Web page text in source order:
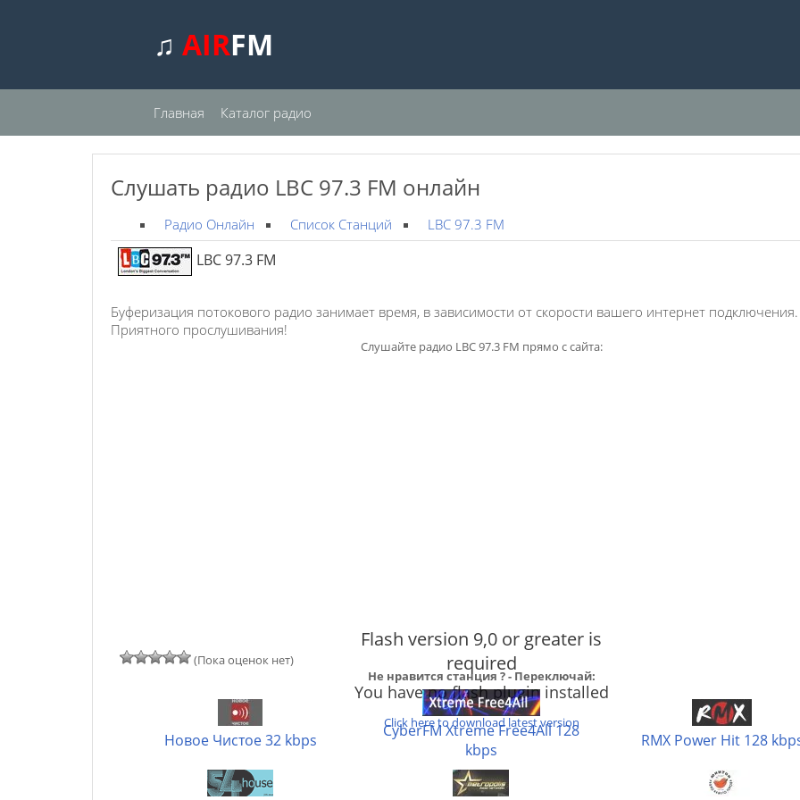
♫ AIRFM
Главная Каталог радио
Слушать радио LBC 97.3 FM онлайн
Радио Онлайн Список Станций LBC 97.3 FM
LBC 97.3 FM
Буферизация потокового радио занимает время, в зависимости от скорости вашего интернет подключения.
Приятного прослушивания!
Слушайте радио LBC 97.3 FM прямо с сайта:
Flash version 9,0 or greater is
required
You have no flash plugin installed
Click here to download latest version
(Пока оценок нет)
Не нравится станция ? - Переключай:
Новое Чистое 32 kbps
CyberFM Xtreme Free4All 128
kbps
RMX Power Hit 128